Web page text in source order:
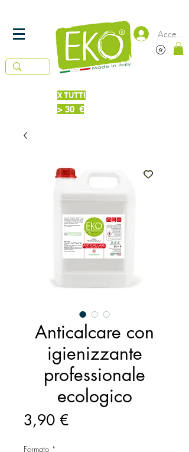
Accedi
> 30 €
X TUTTI
Anticalcare con
igienizzante
professionale
ecologico
3,90 €Prezzo
Formato *